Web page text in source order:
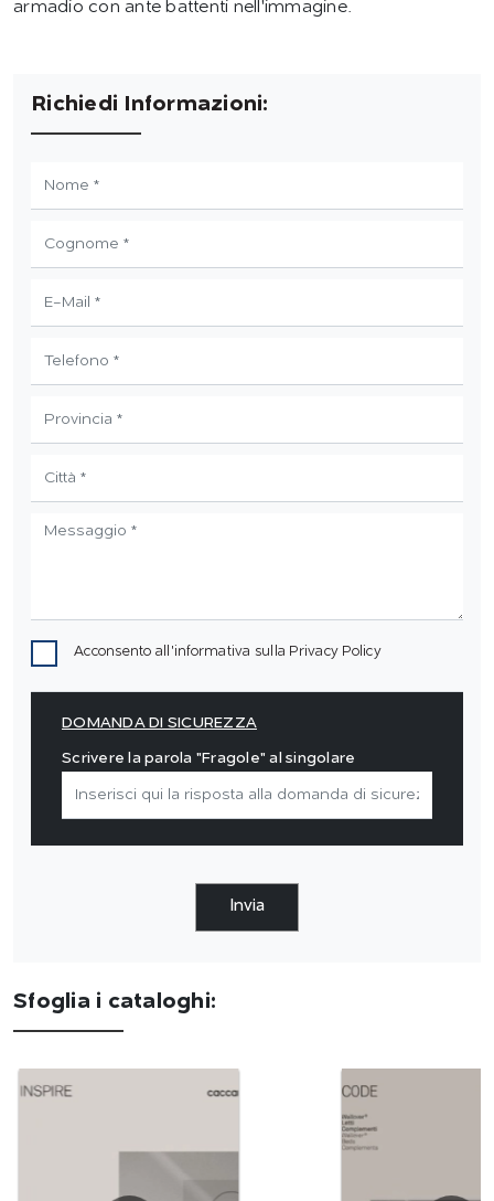
armadio con ante battenti nell'immagine.
Richiedi Informazioni:
Acconsento all'informativa sulla Privacy Policy
DOMANDA DI SICUREZZA
Scrivere la parola "Fragole" al singolare
Invia
Sfoglia i cataloghi: